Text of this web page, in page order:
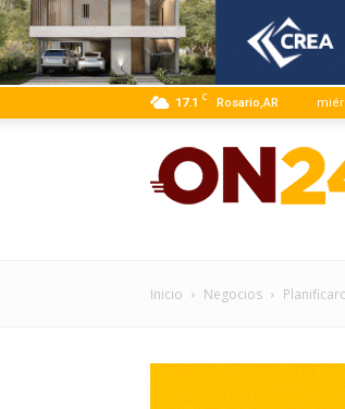
17.1 C Rosario,AR
Inicio Negocios